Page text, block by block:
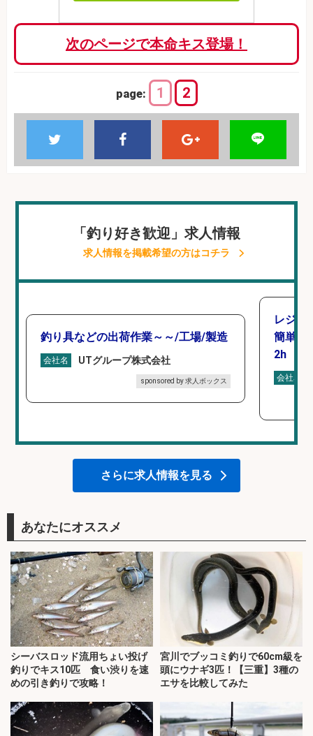
次のページで本命キス登場！
page: 1 2
「釣り好き歓迎」求人情報
求人情報を掲載希望の方はコチラ
釣り具などの出荷作業～～/工場/製造
会社名 UTグループ株式会社
sponsored by 求人ボックス
レジカ
簡単レ
2h
会社名
さらに求人情報を見る
あなたにオススメ
シーバスロッド流用ちょい投げ
釣りでキス10匹 食い渋りを速
めの引き釣りで攻略！
宮川でブッコミ釣りで60cm級を
頭にウナギ3匹！【三重】3種の
エサを比較してみた